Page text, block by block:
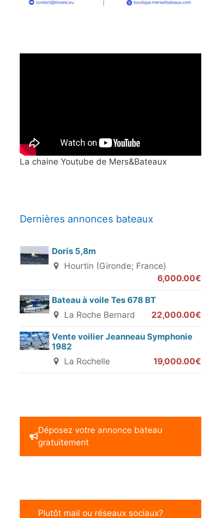
La chaine Youtube de Mers&Bateaux
Dernières annonces bateaux
Doris 5,8m
Hourtin (Gironde; France)
6,000.00€
Bateau à voile Tes 678 BT
La Roche Bernard
22,000.00€
Vente voilier Jeanneau Symphonie
1982
La Rochelle
19,000.00€
Déposez votre annonce bateau
gratuitement
Plutôt mail ou réseaux sociaux?